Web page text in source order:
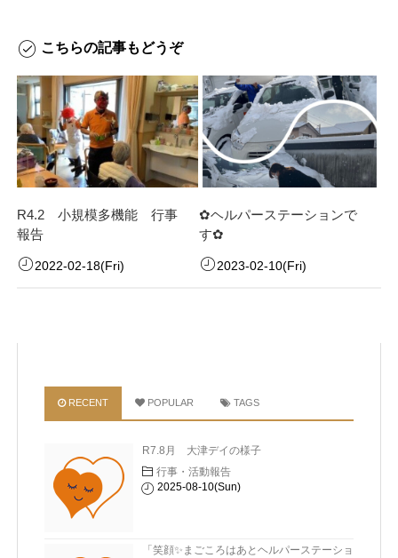
こちらの記事もどうぞ
R4.2 小規模多機能 行事
報告
2022-02-18(Fri)
✿ヘルパーステーションで
す✿
2023-02-10(Fri)
RECENT POPULAR TAGS
R7.8月 大津デイの様子
行事・活動報告
2025-08-10(Sun)
「笑顔✨まごころはあとヘルパーステーショ